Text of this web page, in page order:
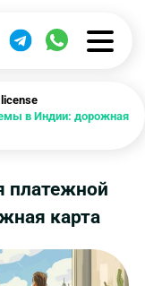
license
в Индии: дорожная
платежной
карта